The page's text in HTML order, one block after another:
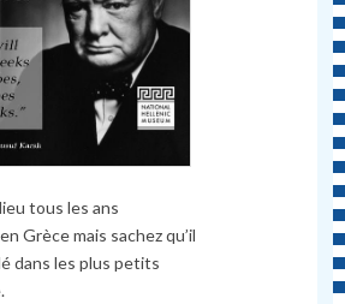
tous les ans
Grèce mais sachez qu’il
dans les plus petits